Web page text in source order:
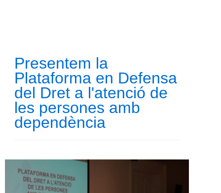
Presentem la
Plataforma en Defensa
del Dret a l'atenció de
les persones amb
dependència